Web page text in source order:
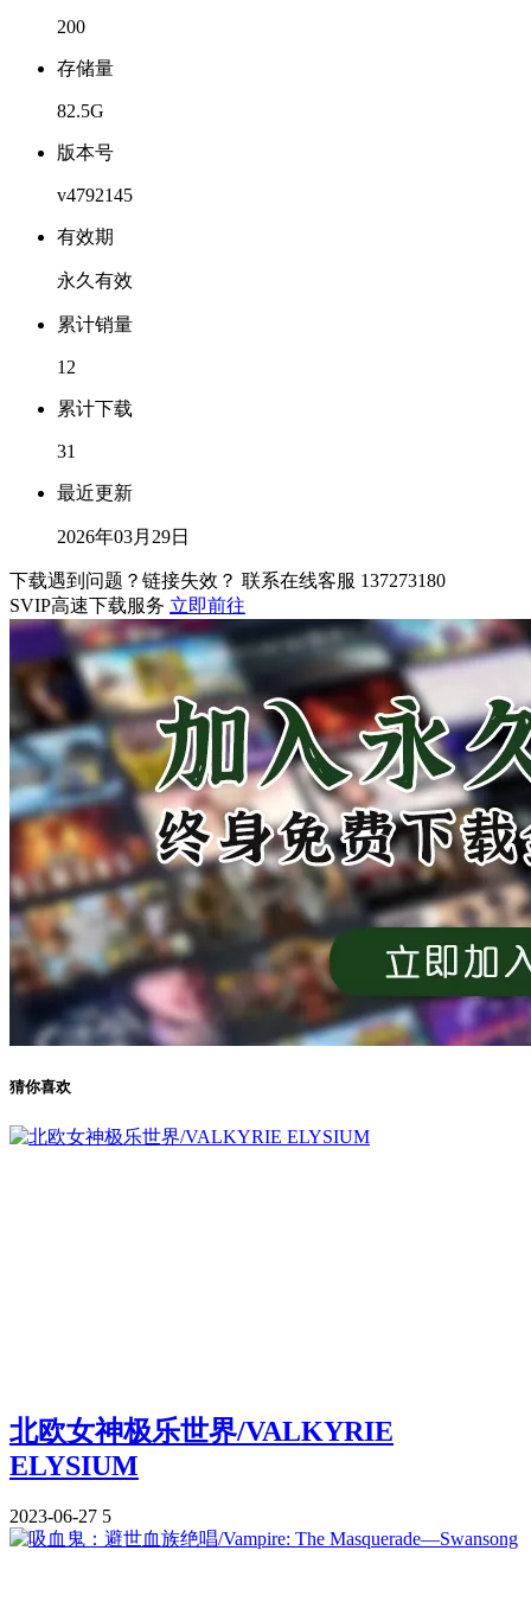
200
存储量
82.5G
版本号
v4792145
有效期
永久有效
累计销量
12
累计下载
31
最近更新
2026年03月29日
下载遇到问题？链接失效？ 联系在线客服 137273180
SVIP高速下载服务 立即前往
猜你喜欢
北欧女神极乐世界/VALKYRIE
ELYSIUM
2023-06-27 5